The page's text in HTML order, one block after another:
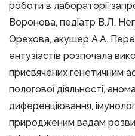
роботи в лабораторії
Воронова, педіатр В.Л.
Орехова, акушер А.А.
ентузіастів розпочала
присвячених генетичним
пологової діяльності,
диференціювання,
природженим вадам